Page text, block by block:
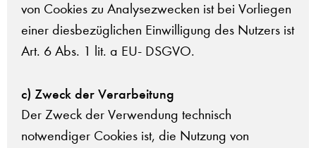
von Cookies zu Analysezwecken ist bei Vorliegen
einer diesbezüglichen Einwilligung des Nutzers ist
Art. 6 Abs. 1 lit. a EU- DSGVO.
c) Zweck der Verarbeitung
Der Zweck der Verwendung technisch
notwendiger Cookies ist, die Nutzung von